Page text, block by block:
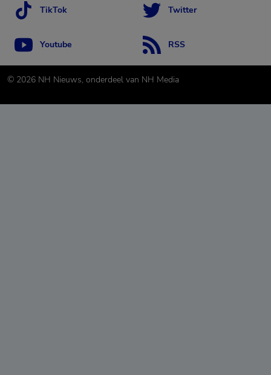
TikTok Twitter
Youtube RSS
© 2026 NH Nieuws, onderdeel van NH Media